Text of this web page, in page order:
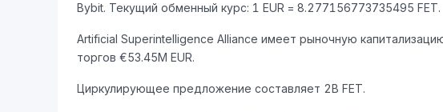
Bybit. Текущий обменный курс: 1 EUR = 8.277156773735495 FET.
Artificial Superintelligence Alliance имеет рыночную
торгов €53.45M EUR.
Циркулирующее предложение составляет 2B FET.